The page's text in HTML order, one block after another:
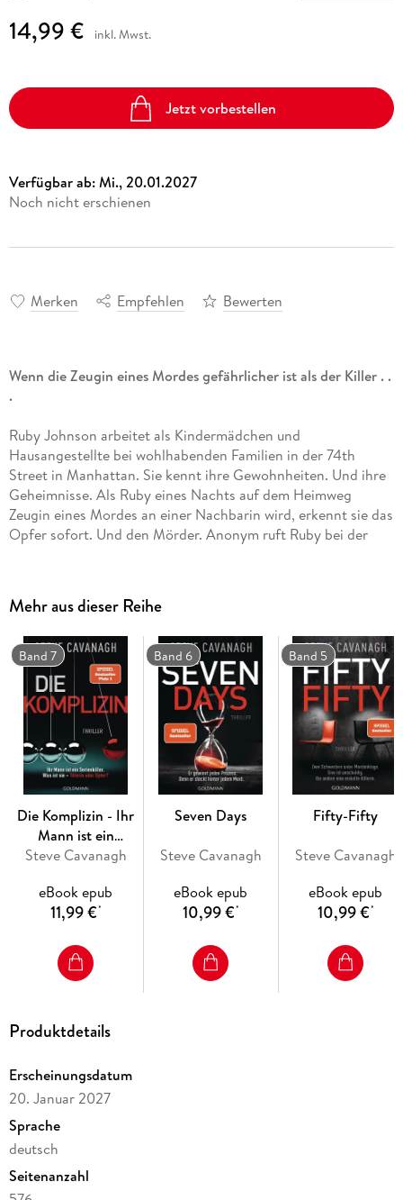
14,99 € inkl. Mwst.
Jetzt vorbestellen
Verfügbar ab:Mi., 20.01.2027
Noch nicht erschienen
Merken Empfehlen Bewerten
Wenn die Zeugin eines Mordes gefährlicher ist als der Killer . .
.
Ruby Johnson arbeitet als Kindermädchen und
Hausangestellte bei wohlhabenden Familien in der 74th
Street in Manhattan. Sie kennt ihre Gewohnheiten. Und ihre
Geheimnisse. Als Ruby eines Nachts auf dem Heimweg
Zeugin eines Mordes an einer Nachbarin wird, erkennt sie das
Opfer sofort. Und den Mörder. Anonym ruft Ruby bei der
Eddie Flynn übernimmt die Verteidigung, obwohl alle von
Jacksons Schuld überzeugt sind. Niemand ahnt, dass Ruby
einen perfiden Plan verfolgt, für den sie über Leichen geht.
Und es wird nicht der letzte Mord sein, in den diese Zeugin
verwickelt ist . . .
Mehr aus dieser Reihe
Band 7
Die Komplizin - Ihr
Mann ist ein
Serienkiller. Was ist
Opfer?
Steve Cavanagh
eBook epub
11,99 €*
Band 6
Seven Days
Steve Cavanagh
eBook epub
10,99 €*
Band 5
Fifty-Fifty
Steve Cavanagh
eBook epub
10,99 €*
Produktdetails
Erscheinungsdatum
20. Januar 2027
Sprache
deutsch
Seitenanzahl